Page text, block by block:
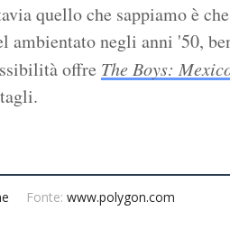
quello che sappiamo è che
ambientato negli anni '50,
offre The Boys:
Fonte: www.polygon.com